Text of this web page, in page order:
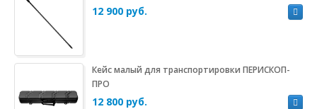
12 900 руб.
Кейс малый для транспортировки ПЕРИСКОП-
ПРО
12 800 руб.